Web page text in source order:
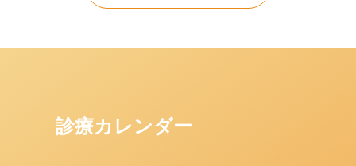
診療カレンダー